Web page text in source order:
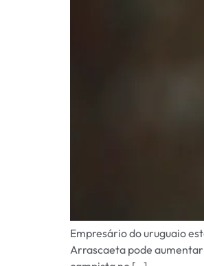
Empresário do uruguaio
Arrascaeta pode